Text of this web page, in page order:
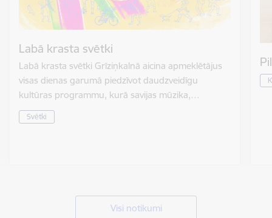
Labā krasta svētki
Labā krasta svētki Grīziņkalnā aicina apmeklētājus
visas dienas garumā piedzīvot daudzveidīgu
kultūras programmu, kurā savijas mūzika,…
Svētki
Visi notikumi